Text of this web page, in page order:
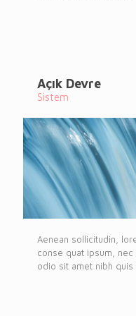
Açık Devre
Sistem
Aenean sollicitudin,
conse quat ipsum,
odio sit amet nibh quis